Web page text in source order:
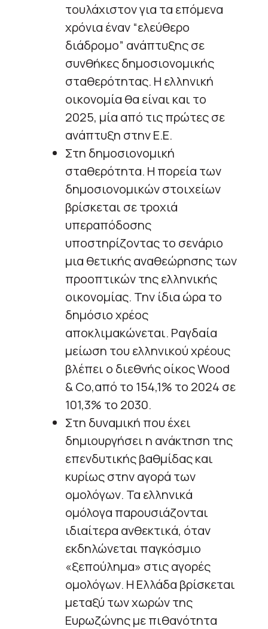
τουλάχιστον για τα επόμενα
χρόνια έναν “ελεύθερο
διάδρομο” ανάπτυξης σε
συνθήκες δημοσιονομικής
σταθερότητας. Η ελληνική
οικονομία θα είναι και το
2025, μία από τις πρώτες σε
ανάπτυξη στην Ε.Ε.
Στη δημοσιονομική
σταθερότητα. Η πορεία των
δημοσιονομικών στοιχείων
βρίσκεται σε τροχιά
υπεραπόδοσης
υποστηρίζοντας το σενάριο
μια θετικής αναθεώρησης των
προοπτικών της ελληνικής
οικονομίας. Την ίδια ώρα το
δημόσιο χρέος
αποκλιμακώνεται. Ραγδαία
μείωση του ελληνικού χρέους
βλέπει ο διεθνής οίκος Wood
& Co,από το 154,1% το 2024 σε
101,3% το 2030.
Στη δυναμική που έχει
δημιουργήσει η ανάκτηση της
επενδυτικής βαθμίδας και
κυρίως στην αγορά των
ομολόγων. Τα ελληνικά
ομόλογα παρουσιάζονται
ιδιαίτερα ανθεκτικά, όταν
εκδηλώνεται παγκόσμιο
«ξεπούλημα» στις αγορές
ομολόγων. Η Ελλάδα βρίσκεται
μεταξύ των χωρών της
Ευρωζώνης με πιθανότητα